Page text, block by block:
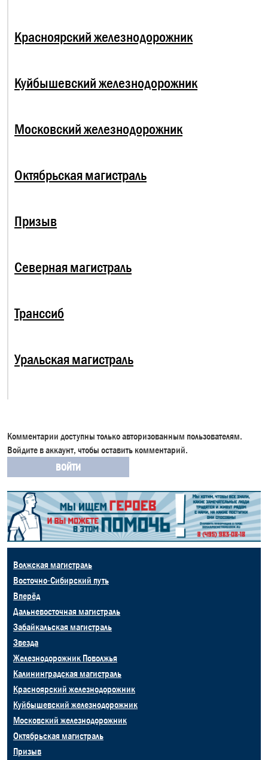
Красноярский железнодорожник
Куйбышевский железнодорожник
Московский железнодорожник
Октябрьская магистраль
Призыв
Северная магистраль
Транссиб
Уральская магистраль
Комментарии доступны только авторизованным пользователям.
Войдите в аккаунт, чтобы оставить комментарий.
ВОЙТИ
Волжская магистраль
Восточно-Сибирский путь
Вперёд
Дальневосточная магистраль
Забайкальская магистраль
Звезда
Железнодорожник Поволжья
Калининградская магистраль
Красноярский железнодорожник
Куйбышевский железнодорожник
Московский железнодорожник
Октябрьская магистраль
Призыв